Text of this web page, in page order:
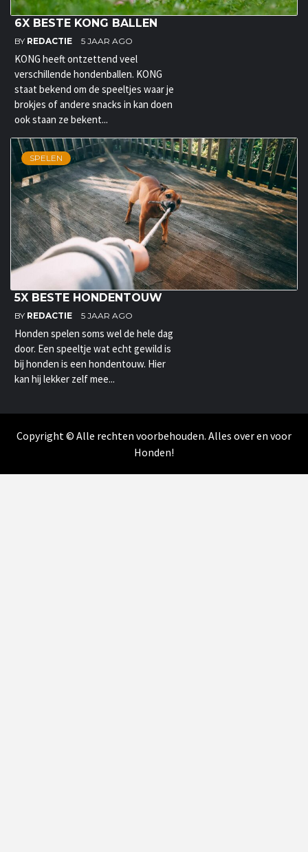
6X BESTE KONG BALLEN
BY REDACTIE 5 JAAR AGO
KONG heeft ontzettend veel
verschillende hondenballen. KONG
staat bekend om de speeltjes waar je
brokjes of andere snacks in kan doen
ook staan ze bekent...
SPELEN
5X BESTE HONDENTOUW
BY REDACTIE 5 JAAR AGO
Honden spelen soms wel de hele dag
door. Een speeltje wat echt gewild is
bij honden is een hondentouw. Hier
kan hij lekker zelf mee...
Copyright © Alle rechten voorbehouden. Alles over en voor
Honden!